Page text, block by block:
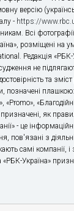
версію
- https://
Всі
розміщені на
Редакція «РБК-
не
та
позначені
як
- це
пов'язані з
самі компанії, і
«РБК-Україна»